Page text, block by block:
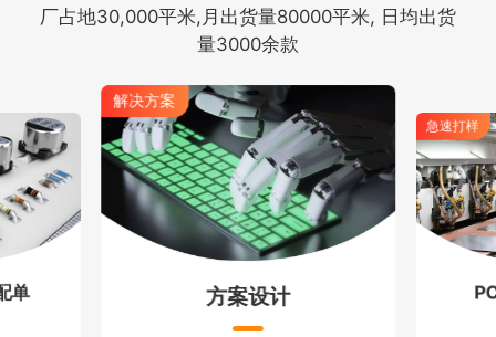
厂占地30,000平米,月出货量80000平米, 日均出货
量3000余款
单
解决方案
方案设计
急速打样